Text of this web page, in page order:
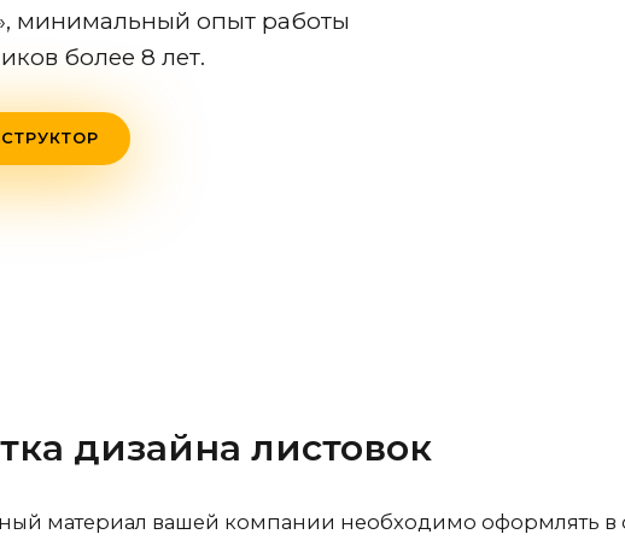
минимальный опыт работы
более 8 лет.
дизайна листовок
материал вашей компании необходимо оформлять в